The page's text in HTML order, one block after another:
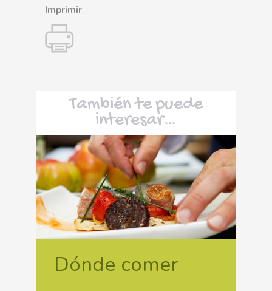
Imprimir
También te puede
interesar…
Dónde comer